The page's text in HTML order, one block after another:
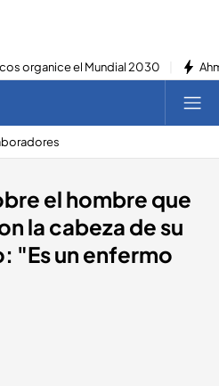
organice el Mundial 2030
el hombre que
la cabeza de su
"Es un enfermo